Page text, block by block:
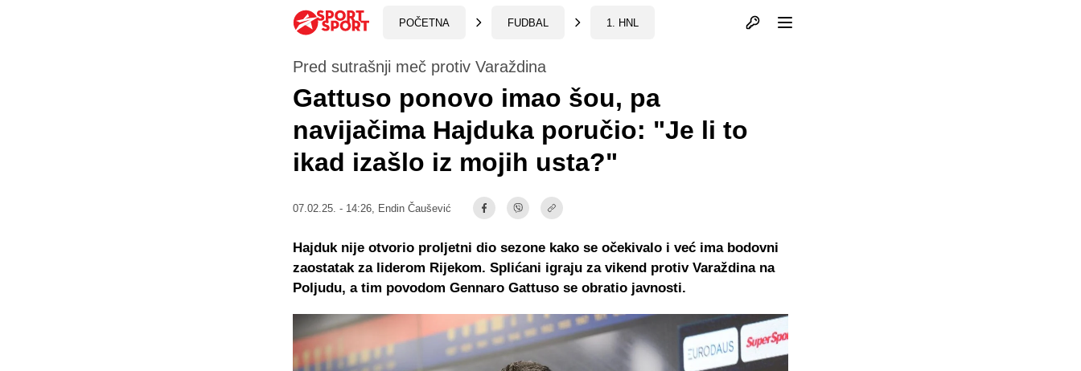
POČETNA FUDBAL 1. HNL Otvori profil
Pred sutrašnji meč protiv Varaždina
Gattuso ponovo imao šou, pa
navijačima Hajduka poručio: "Je li to
ikad izašlo iz mojih usta?"
07.02.25. - 14:26, Endin Čaušević
Hajduk nije otvorio proljetni dio sezone kako se očekivalo i već ima bodovni
zaostatak za liderom Rijekom. Splićani igraju za vikend protiv Varaždina na
Poljudu, a tim povodom Gennaro Gattuso se obratio javnosti.